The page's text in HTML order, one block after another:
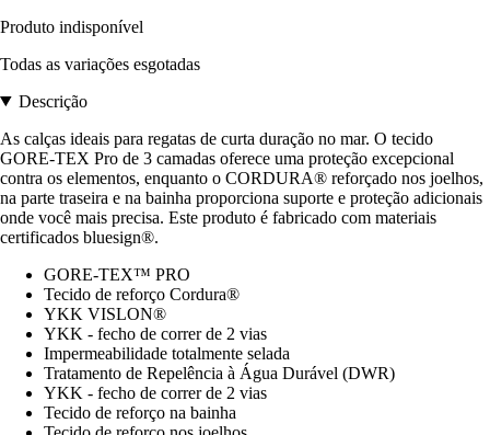
Produto indisponível
Todas as variações esgotadas
Descrição
As calças ideais para regatas de curta duração no mar. O tecido
GORE-TEX Pro de 3 camadas oferece uma proteção excepcional
contra os elementos, enquanto o CORDURA® reforçado nos joelhos,
na parte traseira e na bainha proporciona suporte e proteção adicionais
onde você mais precisa. Este produto é fabricado com materiais
certificados bluesign®.
GORE-TEX™ PRO
Tecido de reforço Cordura®
YKK VISLON®
YKK - fecho de correr de 2 vias
Impermeabilidade totalmente selada
Tratamento de Repelência à Água Durável (DWR)
YKK - fecho de correr de 2 vias
Tecido de reforço na bainha